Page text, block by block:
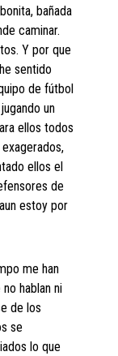
bañada
caminar.
Y por que
sentido
de fútbol
un
ellos todos
ellos el
de
estoy por
me han
hablan ni
de los
se
lo que